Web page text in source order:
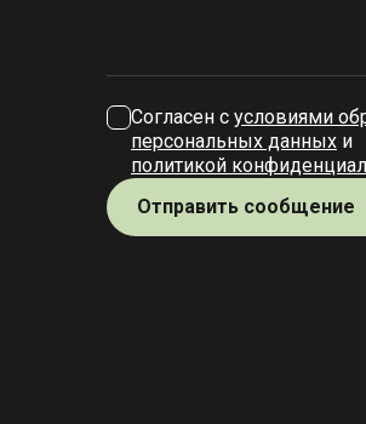
Согласен с условиями
персональных данных и
политикой
Отправить сообщение